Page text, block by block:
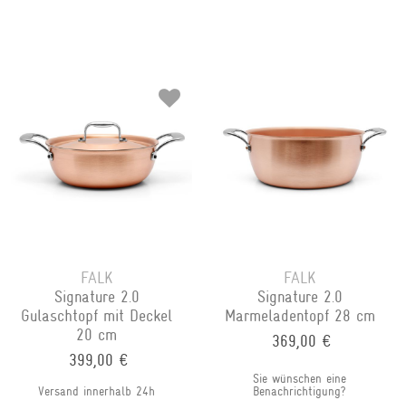
FALK
Signature 2.0
Gulaschtopf mit Deckel
20 cm
399,00 €
Versand innerhalb 24h
FALK
Signature 2.0
Marmeladentopf 28 cm
369,00 €
Sie wünschen eine
Benachrichtigung?